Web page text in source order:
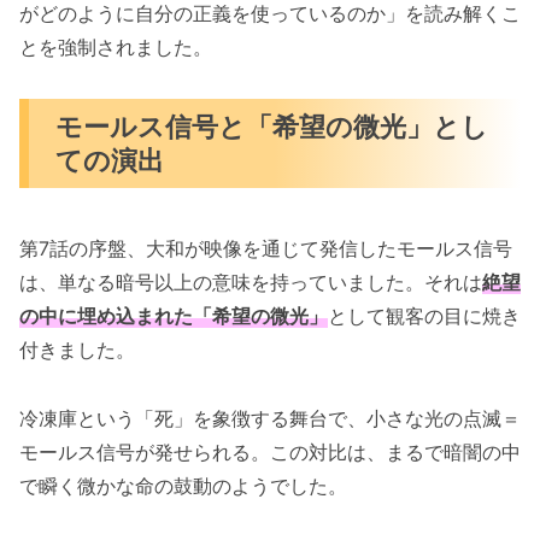
がどのように自分の正義を使っているのか」を読み解くこ
とを強制されました。
モールス信号と「希望の微光」とし
ての演出
第7話の序盤、大和が映像を通じて発信したモールス信号
は、単なる暗号以上の意味を持っていました。それは絶望
の中に埋め込まれた「希望の微光」として観客の目に焼き
付きました。
冷凍庫という「死」を象徴する舞台で、小さな光の点滅＝
モールス信号が発せられる。この対比は、まるで暗闇の中
で瞬く微かな命の鼓動のようでした。